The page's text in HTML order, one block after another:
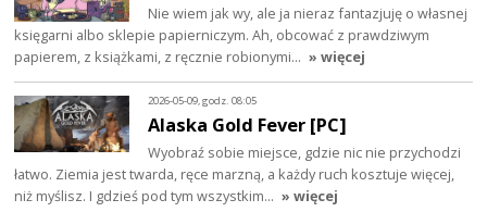
Nie wiem jak wy, ale ja nieraz fantazjuję o własnej
księgarni albo sklepie papierniczym. Ah, obcować z prawdziwym
papierem, z książkami, z ręcznie robionymi… » więcej
2026-05-09, godz. 08:05
Alaska Gold Fever [PC]
Wyobraź sobie miejsce, gdzie nic nie przychodzi
łatwo. Ziemia jest twarda, ręce marzną, a każdy ruch kosztuje więcej,
niż myślisz. I gdzieś pod tym wszystkim… » więcej